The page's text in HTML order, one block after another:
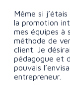
Même si
la promotion
mes équipes à
méthode de
client. Je
pédagogue et
pouvais
entrepreneur.